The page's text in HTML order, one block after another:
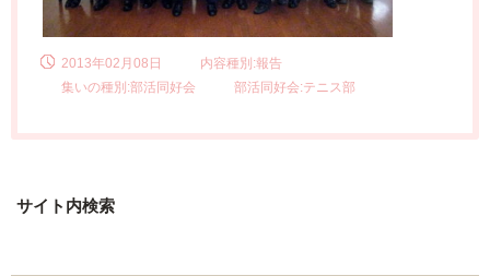
2013年02月08日
内容種別:報告
集いの種別:部活同好会
部活同好会:テニス部
サイト内検索